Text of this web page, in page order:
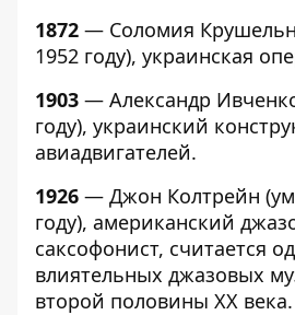
1872 — Соломия
1952 году), украинская
1903 — Александр
году), украинский
авиадвигателей.
1926 — Джон Колтрейн
году), американский
саксофонист, считается
влиятельных джазовых
второй половины XX века.